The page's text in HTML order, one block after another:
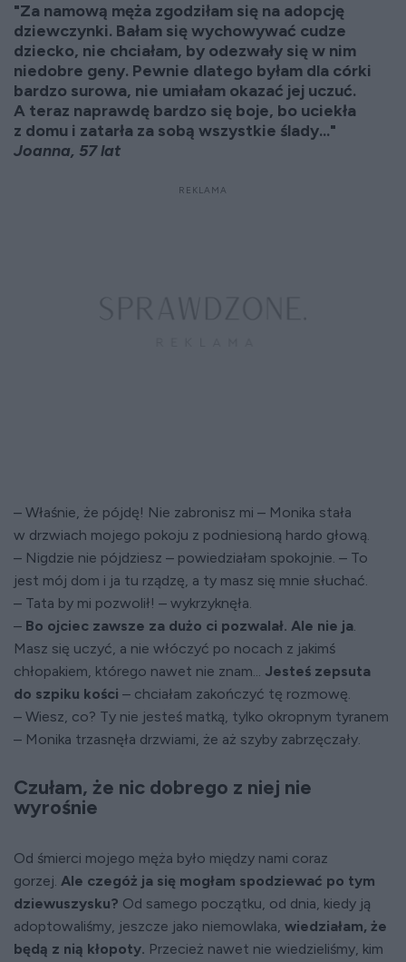
"Za namową męża zgodziłam się na adopcję
dziewczynki. Bałam się wychowywać cudze
dziecko, nie chciałam, by odezwały się w nim
niedobre geny. Pewnie dlatego byłam dla córki
bardzo surowa, nie umiałam okazać jej uczuć.
A teraz naprawdę bardzo się boje, bo uciekła
z domu i zatarła za sobą wszystkie ślady..."
Joanna, 57 lat
– Właśnie, że pójdę! Nie zabronisz mi – Monika stała
w drzwiach mojego pokoju z podniesioną hardo głową.
– Nigdzie nie pójdziesz – powiedziałam spokojnie. – To
jest mój dom i ja tu rządzę, a ty masz się mnie słuchać.
– Tata by mi pozwolił! – wykrzyknęła.
– Bo ojciec zawsze za dużo ci pozwalał. Ale nie ja.
Masz się uczyć, a nie włóczyć po nocach z jakimś
chłopakiem, którego nawet nie znam... Jesteś zepsuta
do szpiku kości – chciałam zakończyć tę rozmowę.
– Wiesz, co? Ty nie jesteś matką, tylko okropnym tyranem
– Monika trzasnęła drzwiami, że aż szyby zabrzęczały.
Czułam, że nic dobrego z niej nie
wyrośnie
Od śmierci mojego męża było między nami coraz
gorzej. Ale czegóż ja się mogłam spodziewać po tym
dziewuszysku? Od samego początku, od dnia, kiedy ją
adoptowaliśmy, jeszcze jako niemowlaka, wiedziałam, że
będą z nią kłopoty. Przecież nawet nie wiedzieliśmy, kim